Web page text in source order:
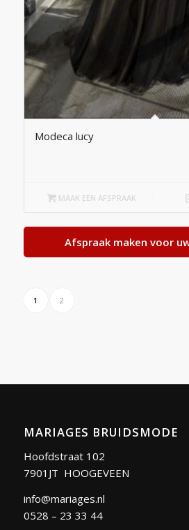
Modeca lucy
MAAK EEN AFSPRAAK
Afspraak maken voor
1 2
MARIAGES BRUIDSMODE
Hoofdstraat 102
7901JT HOOGEVEEN
info@mariages.nl
0528 – 23 33 44